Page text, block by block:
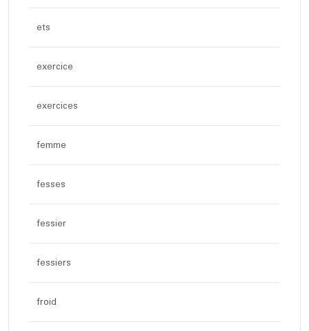
ets
exercice
exercices
femme
fesses
fessier
fessiers
froid